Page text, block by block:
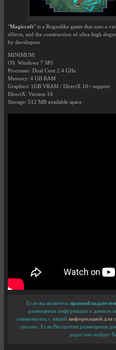
"Magicraft" is a Roguelike game that uses a
effects, and the construction of ultra-high
by developers.
MINIMUM:
OS: Windows 7 SP1
Processor: Dual Core 2.4 GHz
Memory: 4 GB RAM
Graphics: 1GB VRAM / DirectX 10+ support
DirectX: Version 10
Storage: 512 MB available space
Если вы являетесь правообладателем
размещения информации о данном
ознакомьтесь с нашей информацией для
письмо. Если Вы против размещения
радостью пойдет